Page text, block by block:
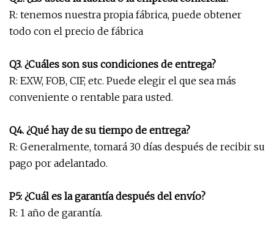
R: tenemos nuestra propia fábrica, puede obtener
todo con el precio de fábrica
Q3. ¿Cuáles son sus condiciones de entrega?
R: EXW, FOB, CIF, etc. Puede elegir el que sea más
conveniente o rentable para usted.
Q4. ¿Qué hay de su tiempo de entrega?
R: Generalmente, tomará 30 días después de recibir su
pago por adelantado.
P5: ¿Cuál es la garantía después del envío?
R: 1 año de garantía.